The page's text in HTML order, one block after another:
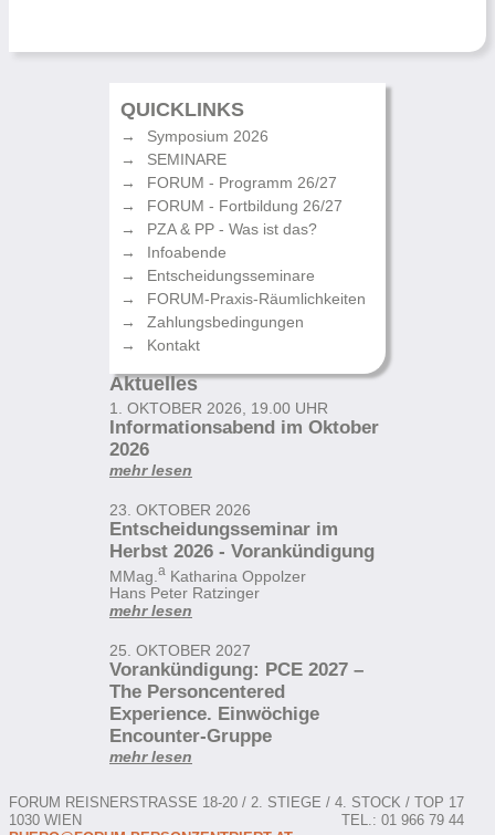
QUICKLINKS
Symposium 2026
SEMINARE
FORUM - Programm 26/27
FORUM - Fortbildung 26/27
PZA & PP - Was ist das?
Infoabende
Entscheidungsseminare
FORUM-Praxis-Räumlichkeiten
Zahlungsbedingungen
Kontakt
Aktuelles
1. OKTOBER 2026, 19.00 UHR
Informationsabend im Oktober
2026
mehr lesen
23. OKTOBER 2026
Entscheidungsseminar im
Herbst 2026 - Vorankündigung
MMag. a Katharina Oppolzer
Hans Peter Ratzinger
mehr lesen
25. OKTOBER 2027
Vorankündigung: PCE 2027 –
The Personcentered
Experience. Einwöchige
Encounter-Gruppe
mehr lesen
FORUM REISNERSTRASSE 18-20 / 2. STIEGE / 4. STOCK / TOP 17
1030 WIEN
TEL.: 01 966 79 44